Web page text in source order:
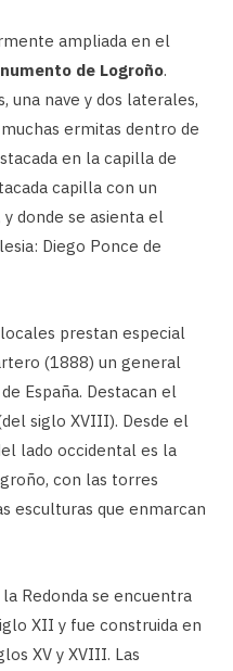
ampliada en el
de Logroño.
una nave y dos laterales,
ermitas dentro de
en la capilla de
capilla con un
donde se asienta el
Diego Ponce de
prestan especial
(1888) un general
España. Destacan el
siglo XVIII). Desde el
lado occidental es la
con las torres
esculturas que enmarcan
Redonda se encuentra
XII y fue construida en
XV y XVIII. Las